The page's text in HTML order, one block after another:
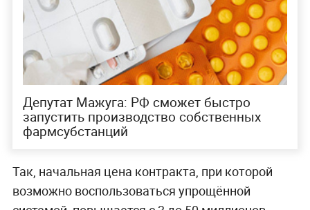
Депутат Мажуга: РФ сможет быстро
запустить производство собственных
фармсубстанций
Так, начальная цена контракта, при которой
возможно воспользоваться упрощённой